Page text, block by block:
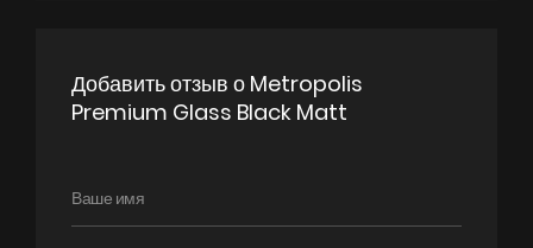
Добавить отзыв о Metropolis
Premium Glass Black Matt